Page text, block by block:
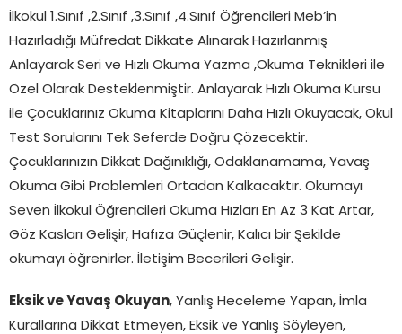
İlkokul 1.Sınıf ,2.Sınıf ,3.Sınıf ,4.Sınıf Öğrencileri Meb’in
Hazırladığı Müfredat Dikkate Alınarak Hazırlanmış
Anlayarak Seri ve Hızlı Okuma Yazma ,Okuma Teknikleri ile
Özel Olarak Desteklenmiştir. Anlayarak Hızlı Okuma Kursu
ile Çocuklarınız Okuma Kitaplarını Daha Hızlı Okuyacak, Okul
Test Sorularını Tek Seferde Doğru Çözecektir.
Çocuklarınızın Dikkat Dağınıklığı, Odaklanamama, Yavaş
Okuma Gibi Problemleri Ortadan Kalkacaktır. Okumayı
Seven İlkokul Öğrencileri Okuma Hızları En Az 3 Kat Artar,
Göz Kasları Gelişir, Hafıza Güçlenir, Kalıcı bir Şekilde
okumayı öğrenirler. İletişim Becerileri Gelişir.
Eksik ve Yavaş Okuyan, Yanlış Heceleme Yapan, İmla
Kurallarına Dikkat Etmeyen, Eksik ve Yanlış Söyleyen,